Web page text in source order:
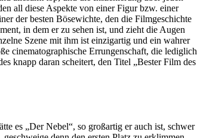
all diese Aspekte von einer Figur bzw. einer
der besten Bösewichte, den die Filmgeschichte
in dem er zu sehen ist, und zieht die Augen
Szene mit ihm ist einzigartig und ein wahrer
cinematographische Errungenschaft, die lediglich
knapp daran scheitert, den Titel „Bester Film des
es „Der Nebel“, so großartig er auch ist, schwer